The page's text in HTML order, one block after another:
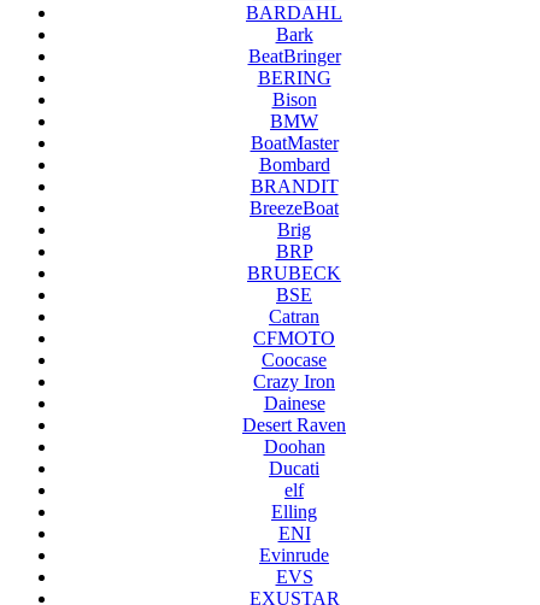
BARDAHL
Bark
BeatBringer
BERING
Bison
BMW
BoatMaster
Bombard
BRANDIT
BreezeBoat
Brig
BRP
BRUBECK
BSE
Catran
CFMOTO
Coocase
Crazy Iron
Dainese
Desert Raven
Doohan
Ducati
elf
Elling
ENI
Evinrude
EVS
EXUSTAR